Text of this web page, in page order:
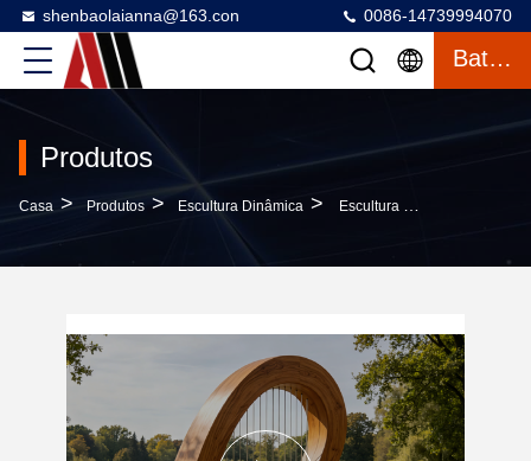
shenbaolaianna@163.con 0086-14739994070
Bater Papo
Produtos
Casa > Produtos > Escultura Dinâmica > Escultura Interativa Do Banco Do Arco Da Harpa Gigante Com Madeira De Imitação De Fibra De Vidro De Alta Resistência E Cordas De Cabo De Aço Ajustáveis